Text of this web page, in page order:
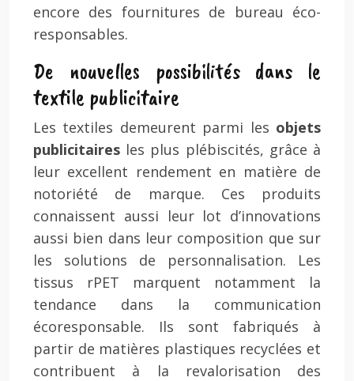
encore des fournitures de bureau éco-
responsables.
De nouvelles possibilités dans le
textile publicitaire
Les textiles demeurent parmi les objets
publicitaires les plus plébiscités, grâce à
leur excellent rendement en matière de
notoriété de marque. Ces produits
connaissent aussi leur lot d’innovations
aussi bien dans leur composition que sur
les solutions de personnalisation. Les
tissus rPET marquent notamment la
tendance dans la communication
écoresponsable. Ils sont fabriqués à
partir de matières plastiques recyclées et
contribuent à la revalorisation des